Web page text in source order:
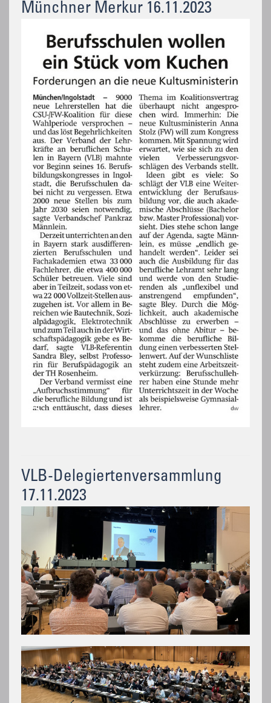
Münchner Merkur 16.11.2023
VLB-Delegiertenversammlung
17.11.2023